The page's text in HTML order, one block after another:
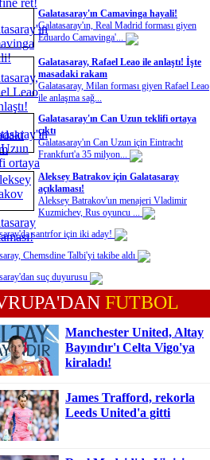
Galatasaray'ın Camavinga hayali!
Galatasaray'ın, Real Madrid forması giyen
Eduardo Camavinga'...
Galatasaray, Rafael Leao ile anlaştı! İşte
masadaki rakam
Galatasaray, Milan forması giyen Rafael Leao
ile anlaşma sağ...
Galatasaray'ın Can Uzun teklifi ortaya
çıktı
Galatasaray'ın Can Uzun için Eintracht
Frankfurt'a 35 milyon...
Aleksey Batrakov için Galatasaray
açıklaması!
Aleksey Batrakov'un menajeri Vladimir
Kuzmichev, Rus oyuncu ...
santrfor için iki aday!
Chemsdine Talbi'yi takibe aldı
suç duyurusu
FUTBOL
Manchester United, Altay
Bayındır'ı Celta Vigo'ya
kiraladı!
James Trafford, rekorla
Leeds United'a gitti